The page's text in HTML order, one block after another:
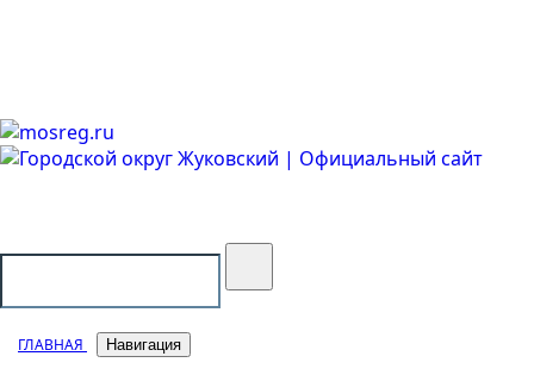
ГЛАВНАЯ Навигация